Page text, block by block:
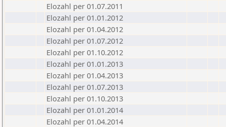
Elozahl per 01.07.2011
Elozahl per 01.01.2012
Elozahl per 01.04.2012
Elozahl per 01.07.2012
Elozahl per 01.10.2012
Elozahl per 01.01.2013
Elozahl per 01.04.2013
Elozahl per 01.07.2013
Elozahl per 01.10.2013
Elozahl per 01.01.2014
Elozahl per 01.04.2014